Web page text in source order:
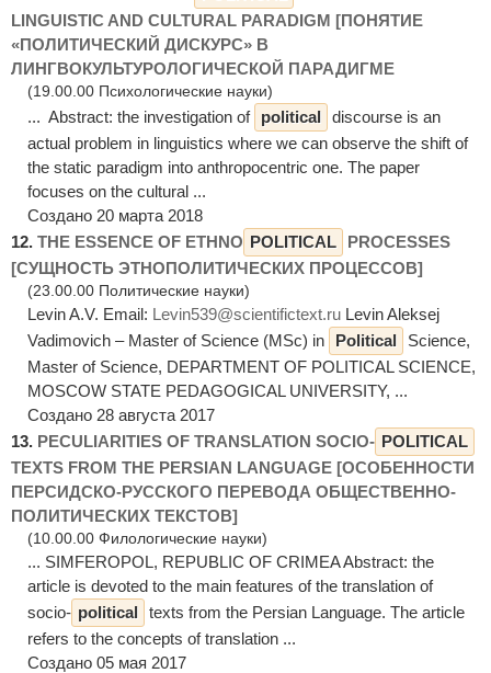
LINGUISTIC AND CULTURAL PARADIGM [ПОНЯТИЕ
«ПОЛИТИЧЕСКИЙ ДИСКУРС» В
ЛИНГВОКУЛЬТУРОЛОГИЧЕСКОЙ ПАРАДИГМЕ
(19.00.00 Психологические науки)
... Abstract: the investigation of political discourse is an
actual problem in linguistics where we can observe the shift of
the static paradigm into anthropocentric one. The paper
focuses on the cultural ...
Создано 20 марта 2018
12. THE ESSENCE OF ETHNO POLITICAL
PROCESSES
[СУЩНОСТЬ ЭТНОПОЛИТИЧЕСКИХ ПРОЦЕССОВ]
(23.00.00 Политические науки)
Levin A.V. Email: Levin539@scientifictext.ru Levin Aleksej
Vadimovich – Master of Science (MSc) in
Political
Science,
Master of Science, DEPARTMENT OF POLITICAL SCIENCE,
MOSCOW STATE PEDAGOGICAL UNIVERSITY, ...
Создано 28 августа 2017
13. PECULIARITIES OF TRANSLATION SOCIO- POLITICAL
TEXTS FROM THE PERSIAN LANGUAGE [ОСОБЕННОСТИ
ПЕРСИДСКО-РУССКОГО ПЕРЕВОДА ОБЩЕСТВЕННО-
ПОЛИТИЧЕСКИХ ТЕКСТОВ]
(10.00.00 Филологические науки)
... SIMFEROPOL, REPUBLIC OF CRIMEA Abstract: the
article is devoted to the main features of the translation of
socio- political texts from the Persian Language. The article
refers to the concepts of translation ...
Создано 05 мая 2017